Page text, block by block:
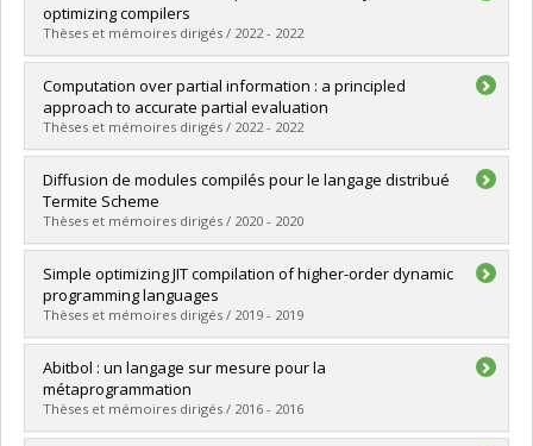
Cycle :Master's
Grade :M. Sc.
Lien vers le document dans Papyrus
optimizing compilers
Thèses et mémoires dirigés / 2022 - 2022
Graduate :Melançon, Olivier
Cycle :Master's
Grade :M. Sc.
Lien vers le document dans Papyrus
Computation over partial information : a principled
approach to accurate partial evaluation
Thèses et mémoires dirigés / 2022 - 2022
Graduate :Sabourin, Ian
Cycle :Master's
Grade :M. Sc.
Lien vers le document dans Papyrus
Diffusion de modules compilés pour le langage distribué
Termite Scheme
Thèses et mémoires dirigés / 2020 - 2020
Graduate :Hamel, Frédéric
Cycle :Master's
Grade :M. Sc.
Lien vers le document dans Papyrus
Simple optimizing JIT compilation of higher-order dynamic
programming languages
Thèses et mémoires dirigés / 2019 - 2019
Graduate :Saleil, Baptiste
Cycle :Doctoral
Grade :Ph. D.
Lien vers le document dans Papyrus
Abitbol : un langage sur mesure pour la
métaprogrammation
Thèses et mémoires dirigés / 2016 - 2016